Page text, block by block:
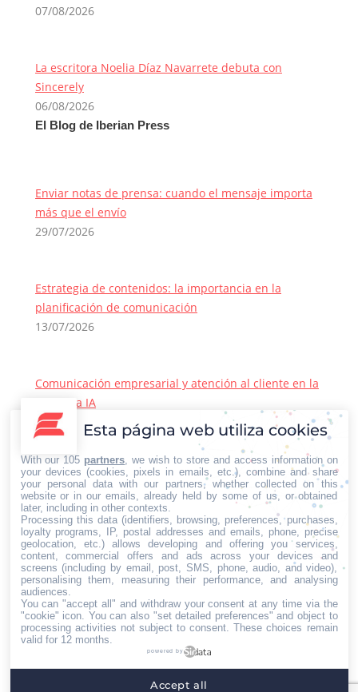
07/08/2026
La escritora Noelia Díaz Navarrete debuta con
Sincerely
06/08/2026
El Blog de Iberian Press
Enviar notas de prensa: cuando el mensaje importa
más que el envío
29/07/2026
Estrategia de contenidos: la importancia en la
planificación de comunicación
13/07/2026
Comunicación empresarial y atención al cliente en la
era de la IA
22/06/2026
Contacto Iberian Press
Principales vías de contacto:
E-mail:
info@iberianpress.es
Teléfono:
+34 911863556
Fax:
+34 911863556
Encuéntranos en:
Facebook
page
X
page
YouTube
page
Rss
opens
Home Quiénes somos Servicios Contacto
Esta página web utiliza cookies
With our 105 partners , we wish to store and access information on
your devices (cookies, pixels in emails, etc.), combine and share
your personal data with our partners, whether collected on this
website or in our emails, already held by some of us, or obtained
later, including in other contexts.
Processing this data (identifiers, browsing, preferences, purchases,
loyalty programs, IP, postal addresses and emails, phone, precise
geolocation, etc.) allows developing and offering you services,
content, commercial offers and ads across your devices and
screens (including by email, post, SMS, phone, audio, and video),
personalising them, measuring their performance, and analysing
audiences.
You can "accept all" and withdraw your consent at any time via the
"cookie" icon . You can also "set detailed preferences" and object to
processing activities not subject to consent. These choices remain
valid for 12 months.
powered by
Accept all